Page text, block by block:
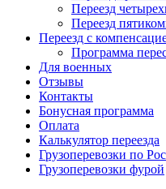
Переезд
Переезд
Переезд с
Программа
Для военных
Отзывы
Контакты
Бонусная программа
Оплата
Калькулятор переезда
Грузоперевозки по
Грузоперевозки фурой